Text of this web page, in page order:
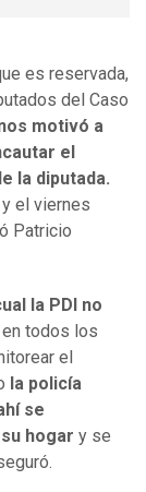
es reservada,
del Caso
motivó a
el
la diputada.
el viernes
Patricio
la PDI no
todos los
el
la policía
se
hogar y se